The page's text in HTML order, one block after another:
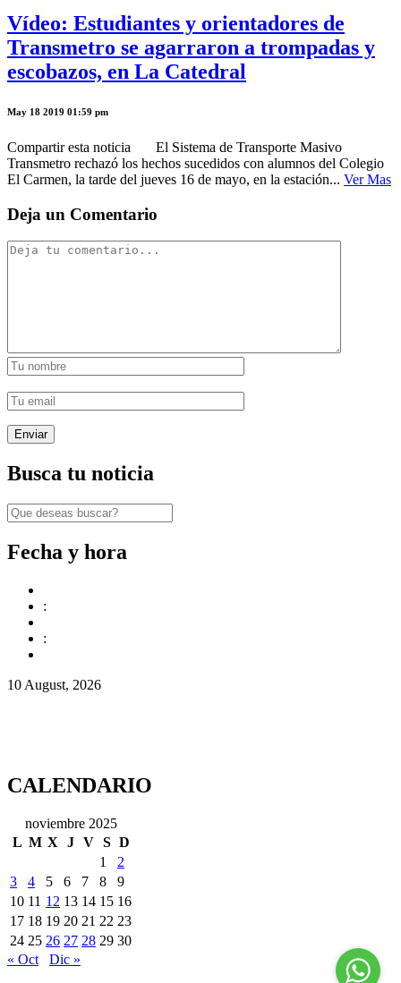
Vídeo: Estudiantes y orientadores de
Transmetro se agarraron a trompadas y
escobazos, en La Catedral
May 18 2019 01:59 pm
Compartir esta noticia El Sistema de Transporte Masivo
Transmetro rechazó los hechos sucedidos con alumnos del Colegio
El Carmen, la tarde del jueves 16 de mayo, en la estación... Ver Mas
Deja un Comentario
Busca tu noticia
Fecha y hora
:
:
10 August, 2026
CALENDARIO
noviembre 2025
L M X J V S D
1
2
3
4 5 6 7 8
9
10 11 12 13 14 15 16
17 18 19 20 21 22 23
24 25 26 27 28 29 30
« Oct
Dic »